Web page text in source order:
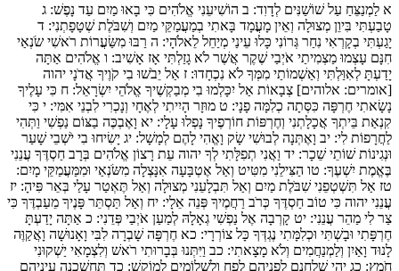
א לַמְנַצֵּחַ עַל שׁוֹשַׁנִּים לְדָוִד: ב הוֹשִׁיעֵנִי אֱלֹהִים כִּי בָאוּ מַיִם עַד נָפֶשׁ: ג
טָבַעְתִּי בִּיוֵן מְצוּלָה וְאֵין מָעֳמָד בָּאתִי בְמַעֲמַקֵּי מַיִם וְשִׁבֹּלֶת שְׁטָפָתְנִי: ד
יָגַעְתִּי בְקָרְאִי נִחַר גְּרוֹנִי כָּלוּ עֵינַי מְיַחֵל לֵאלֹהָי: ה רַבּוּ מִשַּׂעֲרוֹת רֹאשִׁי שֹׂנְאַי
חִנָּם עָצְמוּ מַצְמִיתַי אֹיְבַי שֶׁקֶר אֲשֶׁר לֹא גָזַלְתִּי אָז אָשִׁיב: ו אֱלֹהִים אַתָּה
יָדַעְתָּ לְאִוַּלְתִּי וְאַשְׁמוֹתַי מִמְּךָ לֹא נִכְחָדוּ: ז אַל יֵבֹשׁוּ בִי קֹוֶיךָ אֲדֹנָי יהוה
[אומרים: אלוהים] צְבָאוֹת אַל יִכָּלְמוּ בִי מְבַקְשֶׁיךָ אֱלֹהֵי יִשְׂרָאֵל: ח כִּי עָלֶיךָ
נָשָׂאתִי חֶרְפָּה כִּסְּתָה כְלִמָּה פָנָי: ט מוּזָר הָיִיתִי לְאֶחָי וְנָכְרִי לִבְנֵי אִמִּי: י כִּי
קִנְאַת בֵּיתְךָ אֲכָלָתְנִי וְחֶרְפּוֹת חוֹרְפֶיךָ נָפְלוּ עָלָי: יא וָאֶבְכֶּה בַצּוֹם נַפְשִׁי וַתְּהִי
לַחֲרָפוֹת לִי: יב וָאֶתְּנָה לְבוּשִׁי שָׂק וָאֱהִי לָהֶם לְמָשָׁל: יג יָשִׂיחוּ בִי יֹשְׁבֵי שָׁעַר
וּנְגִינוֹת שׁוֹתֵי שֵׁכָר: יד וַאֲנִי תְפִלָּתִי לְךָ יהוה עֵת רָצוֹן אֱלֹהִים בְּרָב חַסְדֶּךָ עֲנֵנִי
בֶּאֱמֶת יִשְׁעֶךָ: טו הַצִּילֵנִי מִטִּיט וְאַל אֶטְבָּעָה אִנָּצְלָה מִשֹּׂנְאַי וּמִמַּעֲמַקֵּי מָיִם:
טז אַל תִּשְׁטְפֵנִי שִׁבֹּלֶת מַיִם וְאַל תִּבְלָעֵנִי מְצוּלָה וְאַל תֶּאְטַר עָלַי בְּאֵר פִּיהָ: יז
עֲנֵנִי יהוה כִּי טוֹב חַסְדֶּךָ כְּרֹב רַחֲמֶיךָ פְּנֵה אֵלָי: יח וְאַל תַּסְתֵּר פָּנֶיךָ מֵעַבְדֶּךָ כִּי
צַר לִי מַהֵר עֲנֵנִי: יט קָרְבָה אֶל נַפְשִׁי גְאָלָהּ לְמַעַן אֹיְבַי פְּדֵנִי: כ אַתָּה יָדַעְתָּ
חֶרְפָּתִי וּבָשְׁתִּי וּכְלִמָּתִי נֶגְדְּךָ כָּל צוֹרְרָי: כא חֶרְפָּה שָׁבְרָה לִבִּי וָאָנוּשָׁה וָאֲקַוֶּה
לָנוּד וָאַיִן וְלַמְנַחֲמִים וְלֹא מָצָאתִי: כב וַיִּתְּנוּ בְּבָרוּתִי רֹאשׁ וְלִצְמָאִי יַשְׁקוּנִי
חֹמֶץ: כג יְהִי שֻׁלְחָנָם לִפְנֵיהֶם לְפָח וְלִשְׁלוֹמִים לְמוֹקֵשׁ: כד תֶּחְשַׁכְנָה עֵינֵיהֶם